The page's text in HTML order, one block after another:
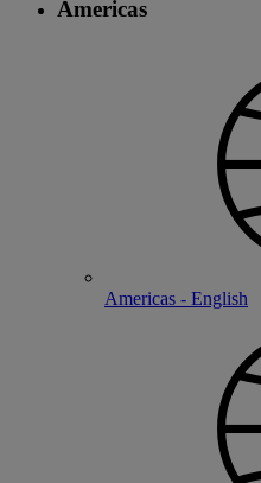
Americas
Americas - English